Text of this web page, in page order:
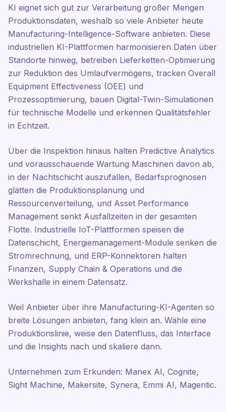
KI eignet sich gut zur Verarbeitung großer Mengen
Produktionsdaten, weshalb so viele Anbieter heute
Manufacturing-Intelligence-Software anbieten. Diese
industriellen KI-Plattformen harmonisieren Daten über
Standorte hinweg, betreiben Lieferketten-Optimierung
zur Reduktion des Umlaufvermögens, tracken Overall
Equipment Effectiveness (OEE) und
Prozessoptimierung, bauen Digital-Twin-Simulationen
für technische Modelle und erkennen Qualitätsfehler
in Echtzeit.
Über die Inspektion hinaus halten Predictive Analytics
und vorausschauende Wartung Maschinen davon ab,
in der Nachtschicht auszufallen, Bedarfsprognosen
glätten die Produktionsplanung und
Ressourcenverteilung, und Asset Performance
Management senkt Ausfallzeiten in der gesamten
Flotte. Industrielle IoT-Plattformen speisen die
Datenschicht, Energiemanagement-Module senken die
Stromrechnung, und ERP-Konnektoren halten
Finanzen, Supply Chain & Operations und die
Werkshalle in einem Datensatz.
Weil Anbieter über ihre Manufacturing-KI-Agenten so
breite Lösungen anbieten, fang klein an. Wähle eine
Produktionslinie, weise den Datenfluss, das Interface
und die Insights nach und skaliere dann.
Unternehmen zum Erkunden: Manex AI, Cognite,
Sight Machine, Makersite, Synera, Emmi AI, Magentic.